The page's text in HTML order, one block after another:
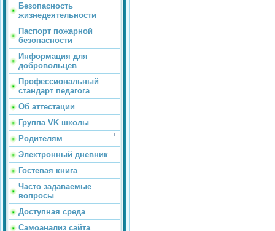
Безопасность
жизнедеятельности
Паспорт пожарной
безопасности
Информация для
добровольцев
Профессиональный
стандарт педагога
Об аттестации
Группа VK школы
Родителям
Электронный дневник
Гостевая книга
Часто задаваемые
вопросы
Доступная среда
Самоанализ сайта